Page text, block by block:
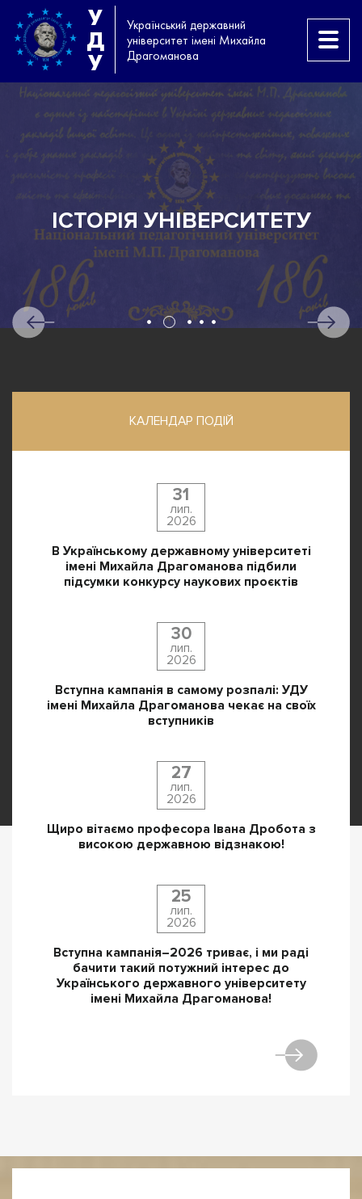
У
Д
У
Український державний
університет імені Михайла
Драгоманова
ІСТОРІЯ УНІВЕРСИТЕТУ
КАЛЕНДАР ПОДІЙ
31
лип.
2026
В Українському державному університеті
імені Михайла Драгоманова підбили
підсумки конкурсу наукових проєктів
30
лип.
2026
Вступна кампанія в самому розпалі: УДУ
імені Михайла Драгоманова чекає на своїх
вступників
27
лип.
2026
Щиро вітаємо професора Івана Дробота з
високою державною відзнакою!
25
лип.
2026
Вступна кампанія–2026 триває, і ми раді
бачити такий потужний інтерес до
Українського державного університету
імені Михайла Драгоманова!